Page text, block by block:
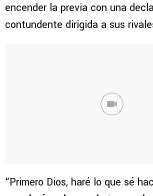
encender la previa con una
contundente dirigida a sus
“Primero Dios, haré lo que sé